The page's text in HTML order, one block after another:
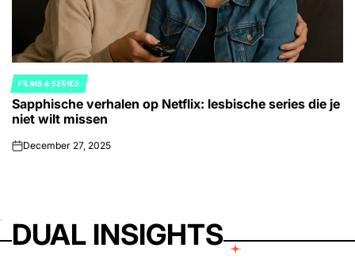
POSTED
IN
FILMS & SERIES
Sapphische verhalen op Netflix: lesbische series die je
niet wilt missen
onDecember 27, 2025
DUAL INSIGHTS